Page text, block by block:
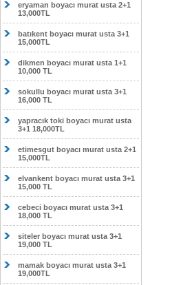
eryaman boyacı murat usta 2+1
13,000TL
batıkent boyacı murat usta 3+1
15,000TL
dikmen boyacı murat usta 1+1
10,000 TL
sokullu boyacı murat usta 3+1
16,000 TL
yapracık toki boyacı murat usta
3+1 18,000TL
etimesgut boyacı murat usta 2+1
15,000TL
elvankent boyacı murat usta 3+1
15,000 TL
cebeci boyacı murat usta 3+1
18,000 TL
siteler boyacı murat usta 3+1
19,000 TL
mamak boyacı murat usta 3+1
19,000TL